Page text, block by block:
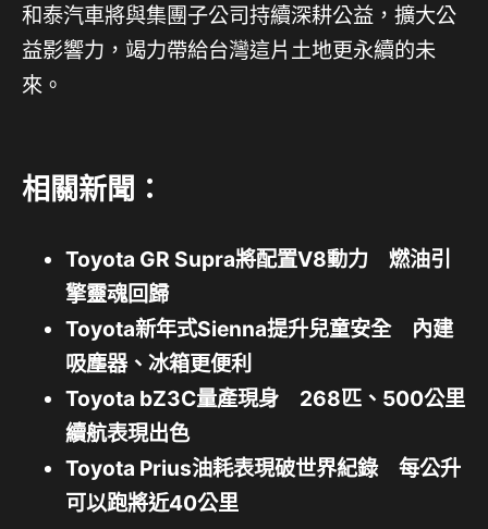
和泰汽車將與集團子公司持續深耕公益，擴大公
益影響力，竭力帶給台灣這片土地更永續的未
來。
相關新聞：
Toyota GR Supra將配置V8動力 燃油引
擎靈魂回歸
Toyota新年式Sienna提升兒童安全 內建
吸塵器、冰箱更便利
Toyota bZ3C量產現身 268匹、500公里
續航表現出色
Toyota Prius油耗表現破世界紀錄 每公升
可以跑將近40公里